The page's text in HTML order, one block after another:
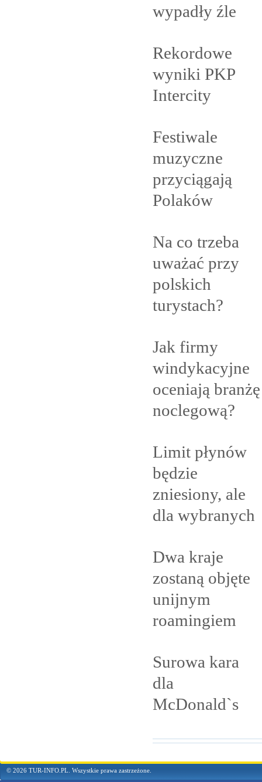
wypadły źle
Rekordowe
wyniki PKP
Intercity
Festiwale
muzyczne
przyciągają
Polaków
Na co trzeba
uważać przy
polskich
turystach?
Jak firmy
windykacyjne
oceniają branżę
noclegową?
Limit płynów
będzie
zniesiony, ale
dla wybranych
Dwa kraje
zostaną objęte
unijnym
roamingiem
Surowa kara
dla
McDonald`s
© 2026 TUR-INFO.PL. Wszystkie prawa zastrzeżone.